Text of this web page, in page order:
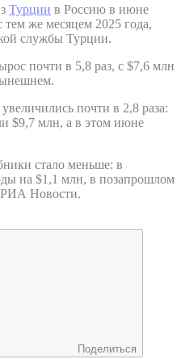
Турции в Россию в июне
же месяцем 2025 года,
службы Турции.
почти в 5,8 раз, с $7,6 млн
почти в 2,8 раза:
$9,7 млн, а в этом июне
стало меньше: в
на $1,1 млн, в позапрошлом
РИА Новости.
Поделиться